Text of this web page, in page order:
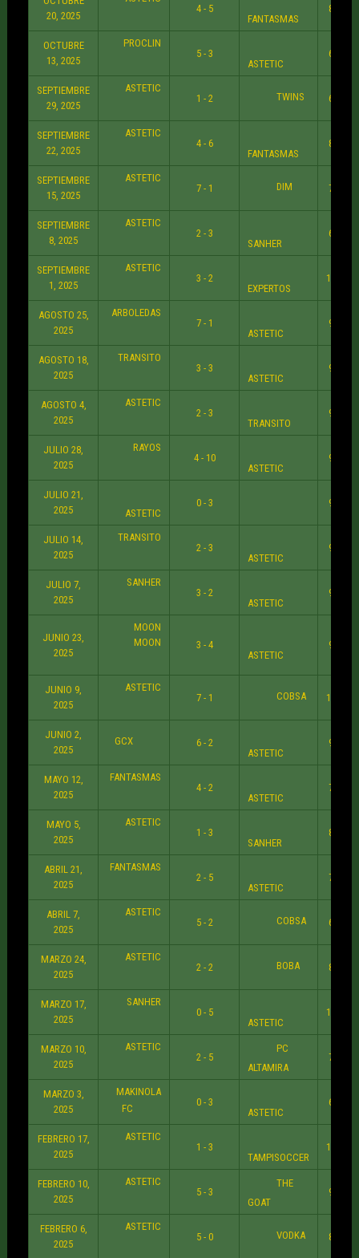
20, 2025
4 - 5
FANTASMAS
8:30
OCTUBRE
13, 2025
PROCLIN
5 - 3
ASTETIC
6:30
SEPTIEMBRE
29, 2025
ASTETIC
1 - 2
TWINS 6:30
SEPTIEMBRE
22, 2025
ASTETIC
4 - 6
FANTASMAS
8:30
SEPTIEMBRE
15, 2025
ASTETIC
7 - 1
DIM 7:30
SEPTIEMBRE
8, 2025
ASTETIC
2 - 3
SANHER
6:30
SEPTIEMBRE
1, 2025
ASTETIC
3 - 2
EXPERTOS
10:30
AGOSTO 25,
2025
ARBOLEDAS
7 - 1
ASTETIC
9:30
AGOSTO 18,
2025
TRANSITO
3 - 3
ASTETIC
9:30
AGOSTO 4,
2025
ASTETIC
2 - 3
TRANSITO
9:30
JULIO 28,
2025
RAYOS
4 - 10
ASTETIC
9:30
JULIO 21,
2025
ASTETIC
0 - 3 9:30
JULIO 14,
2025
TRANSITO
2 - 3
ASTETIC
9:30
JULIO 7,
2025
SANHER
3 - 2
ASTETIC
9:30
JUNIO 23,
2025
MOON
MOON
3 - 4
ASTETIC
9:30
JUNIO 9,
2025
ASTETIC
7 - 1
COBSA 10:30
JUNIO 2,
2025
GCX
6 - 2
ASTETIC
9:30
MAYO 12,
2025
FANTASMAS
4 - 2
ASTETIC
7:30
MAYO 5,
2025
ASTETIC
1 - 3
SANHER
8:30
ABRIL 21,
2025
FANTASMAS
2 - 5
ASTETIC
7:30
ABRIL 7,
2025
ASTETIC
5 - 2
COBSA 6:30
MARZO 24,
2025
ASTETIC
2 - 2
BOBA 8:30
MARZO 17,
2025
SANHER
0 - 5
ASTETIC
10:30
MARZO 10,
2025
ASTETIC
2 - 5
PC
ALTAMIRA
7:30
MARZO 3,
2025
MAKINOLA
FC
0 - 3
ASTETIC
6:30
FEBRERO 17,
2025
ASTETIC
1 - 3
TAMPISOCCER
10:30
FEBRERO 10,
2025
ASTETIC
5 - 3
THE
GOAT
9:30
FEBRERO 6,
2025
ASTETIC
5 - 0
VODKA 8:30